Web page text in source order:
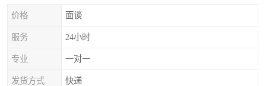
价格 面谈
服务 24小时
专业 一对一
发货方式 快递